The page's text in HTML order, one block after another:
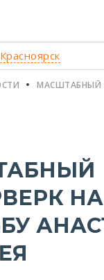
Красноярск
МАСШТАБНЫЙ
НА